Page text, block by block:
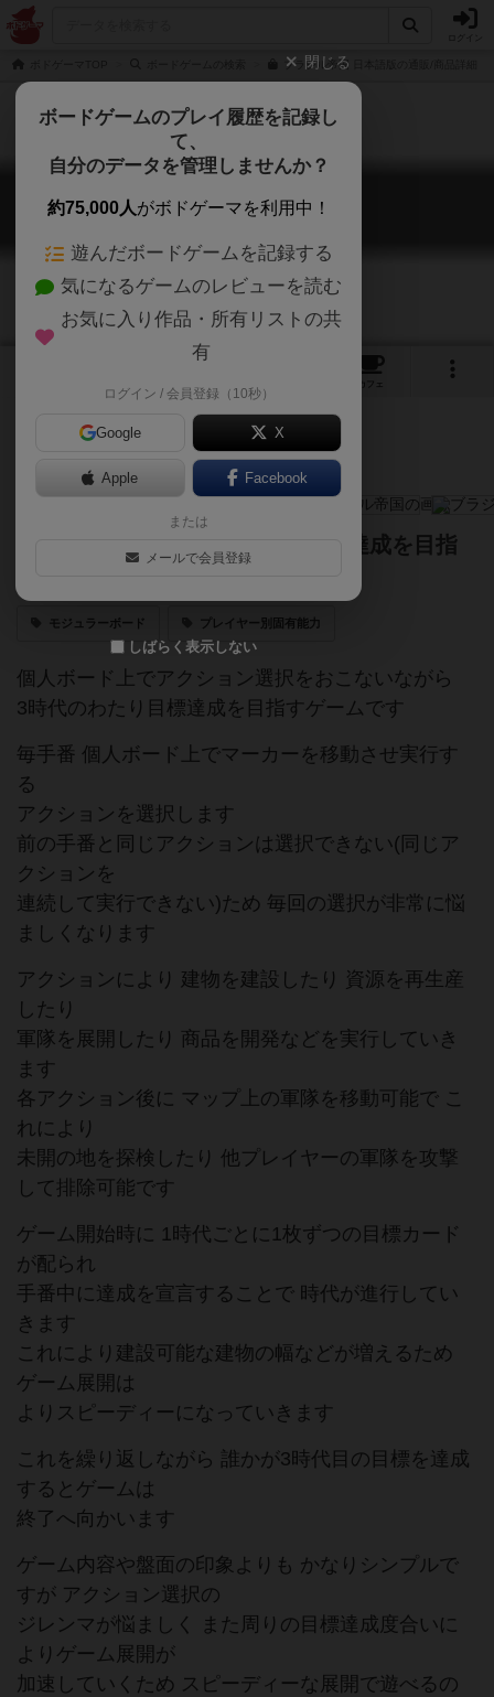
ブラジル帝国 日本語版の通販/商品詳細
ブラジル帝国
Brazil: Imperial
カフェ
マップを開拓し建築や用兵で目標達成を目指
モジュラーボード プレイヤー別固有能力
個人ボード上でアクション選択をおこないながら
3時代のわたり目標達成を目指すゲームです
毎手番 個人ボード上でマーカーを移動させ実行す
る
アクションを選択します
前の手番と同じアクションは選択できない(同じア
クションを
連続して実行できない)ため 毎回の選択が非常に悩
ましくなります
アクションにより 建物を建設したり 資源を再生産
したり
軍隊を展開したり 商品を開発などを実行していき
ます
各アクション後に マップ上の軍隊を移動可能で こ
れにより
未開の地を探検したり 他プレイヤーの軍隊を攻撃
して排除可能です
ゲーム開始時に 1時代ごとに1枚ずつの目標カード
が配られ
手番中に達成を宣言することで 時代が進行してい
きます
これにより建設可能な建物の幅などが増えるため
ゲーム展開は
よりスピーディーになっていきます
これを繰り返しながら 誰かが3時代目の目標を達成
するとゲームは
終了へ向かいます
ゲーム内容や盤面の印象よりも かなりシンプルで
すが アクション選択の
ジレンマが悩ましく また周りの目標達成度合いに
よりゲーム展開が
加速していくため スピーディーな展開で遊べるの
閉じる
ボードゲームのプレイ履歴を記録し
て、
自分のデータを管理しませんか？
約75,000人がボドゲーマを利用中！
遊んだボードゲームを記録する
気になるゲームのレビューを読む
お気に入り作品・所有リストの共
有
ログイン / 会員登録（10秒）
Google X
Apple Facebook
または
メールで会員登録
しばらく表示しない